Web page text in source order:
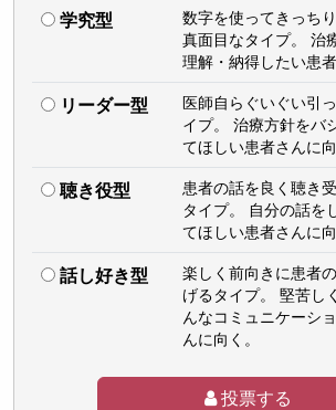
学究型
数字を使ってきっち
真面目なタイプ。 治
理解・納得したい患者
リーダー型
医師自らぐいぐい引
イプ。 治療方針をバ
てほしい患者さんに向
聴き役型
患者の話を良く聴き
タイプ。 自分の話を
てほしい患者さんに向
話し好き型
楽しく前向きに患者
げるタイプ。 堅苦し
んなコミュニケーシ
んに向く。
投票する